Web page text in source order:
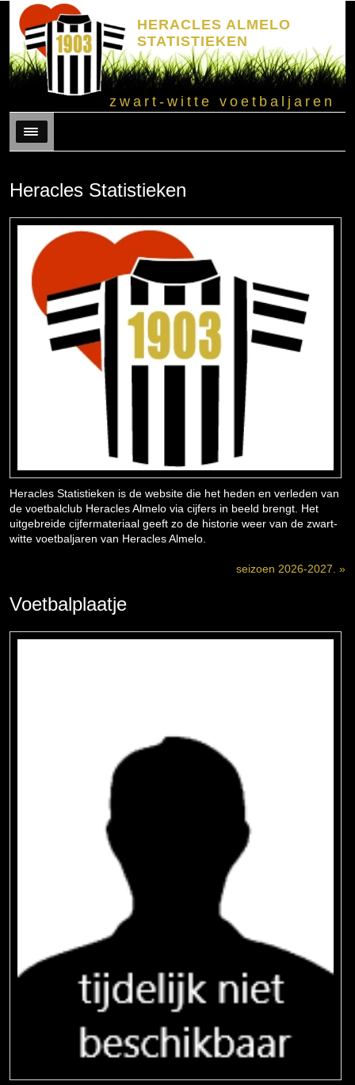
HERACLES ALMELO
STATISTIEKEN
zwart-witte voetbaljaren
Menu
Heracles Statistieken
Heracles Statistieken is de website die het heden en verleden van
de voetbalclub Heracles Almelo via cijfers in beeld brengt. Het
uitgebreide cijfermateriaal geeft zo de historie weer van de zwart-
witte voetbaljaren van Heracles Almelo.
seizoen 2026-2027. »
Voetbalplaatje